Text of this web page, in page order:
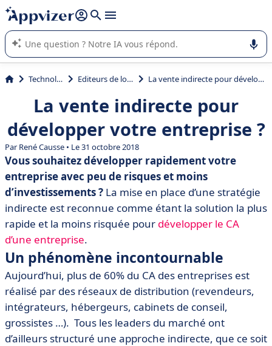
répondre (plusieurs lignes avec
L'IA de Appvizer vous guide dans l'utilisation ou la sélection de
logiciel SaaS en entreprise.
Technologie Editeurs de logiciels La vente indirecte pour développer votre entreprise ?
La vente indirecte pour
développer votre entreprise ?
ParRené Causse • Le 31 octobre 2018
Vous souhaitez développer rapidement votre
entreprise avec peu de risques et moins
d’investissements ? La mise en place d’une stratégie
indirecte est reconnue comme étant la solution la plus
rapide et la moins risquée pour développer le CA
d’une entreprise.
Un phénomène incontournable
Aujourd’hui, plus de 60% du CA des entreprises est
réalisé par des réseaux de distribution (revendeurs,
intégrateurs, hébergeurs, cabinets de conseil,
grossistes …). Tous les leaders du marché ont
d’ailleurs structuré une approche indirecte, que ce soit